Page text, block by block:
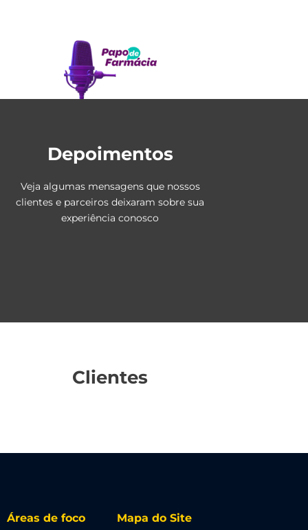
Depoimentos
Veja algumas mensagens que nossos
clientes e parceiros deixaram sobre sua
experiência conosco
Clientes
Áreas de foco Mapa do Site